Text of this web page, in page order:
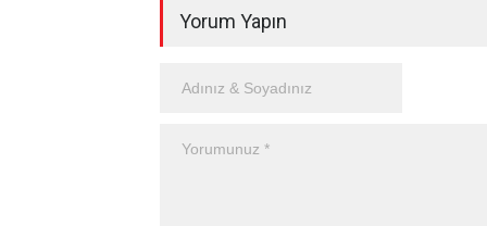
Yorum Yapın